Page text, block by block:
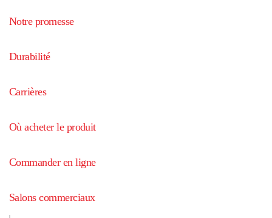
Notre promesse
Durabilité
Carrières
Où acheter le produit
Commander en ligne
Salons commerciaux